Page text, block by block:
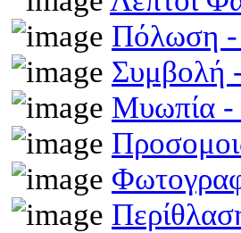
Πόλωση
Συμβολή
Μυωπία -